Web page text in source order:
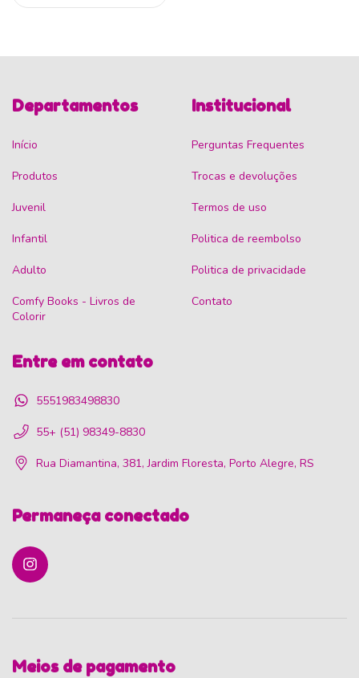
Departamentos
Início
Produtos
Juvenil
Infantil
Adulto
Comfy Books - Livros de
Colorir
Institucional
Perguntas Frequentes
Trocas e devoluções
Termos de uso
Politica de reembolso
Politica de privacidade
Contato
Entre em contato
5551983498830
55+ (51) 98349-8830
Rua Diamantina, 381, Jardim Floresta, Porto Alegre, RS
Permaneça conectado
Meios de pagamento